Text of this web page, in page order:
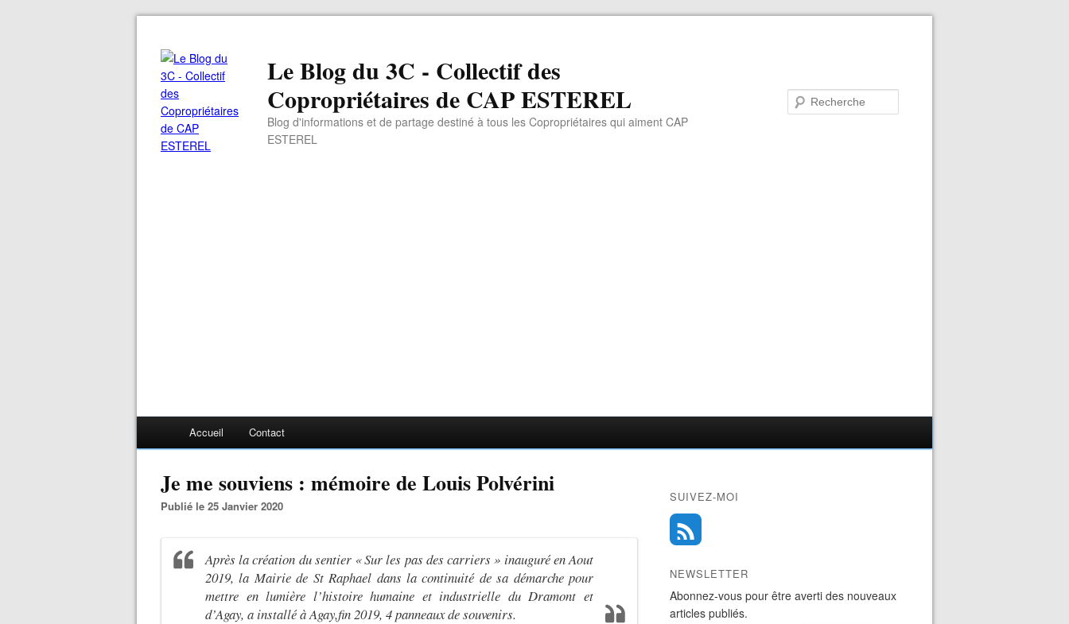
Le Blog du 3C - Collectif des
Copropriétaires de CAP ESTEREL
Blog d'informations et de partage destiné à tous les Copropriétaires qui aiment CAP
ESTEREL
Accueil Contact
Je me souviens : mémoire de Louis Polvérini
Publié le 25 Janvier 2020
Après la création du sentier « Sur les pas des carriers » inauguré en Aout
2019, la Mairie de St Raphael dans la continuité de sa démarche pour
mettre en lumière l’histoire humaine et industrielle du Dramont et
d’Agay, a installé à Agay,fin 2019, 4 panneaux de souvenirs.
SUIVEZ-MOI
NEWSLETTER
Abonnez-vous pour être averti des nouveaux
articles publiés.